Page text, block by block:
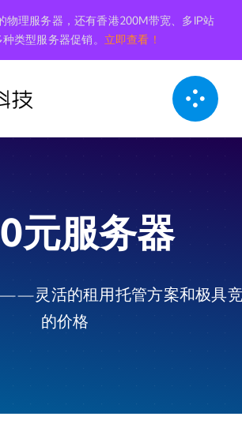
物理服务器，还有香港200M带宽、多IP站
类型服务器促销。 立即查看！
元服务器
灵活的租用托管方案和极具
的价格